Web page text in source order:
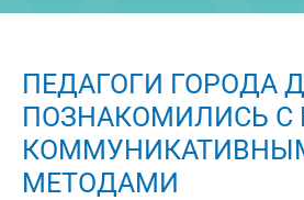
ПЕДАГОГИ ГОРОДА
ПОЗНАКОМИЛИСЬ
МЕТОДАМИ